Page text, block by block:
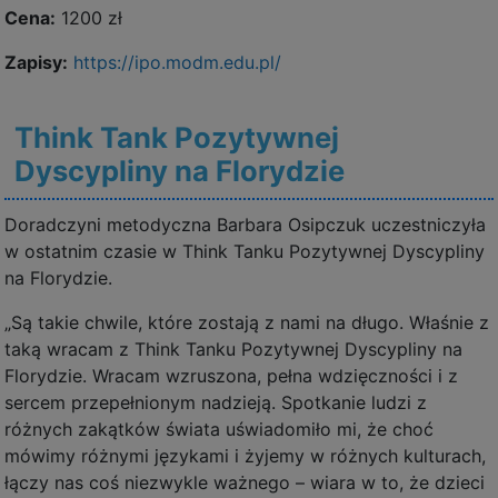
Cena: 1200 zł
Zapisy: https://ipo.modm.edu.pl/
Think Tank Pozytywnej
Dyscypliny na Florydzie
Doradczyni metodyczna Barbara Osipczuk uczestniczyła
w ostatnim czasie w Think Tanku Pozytywnej Dyscypliny
na Florydzie.
„Są takie chwile, które zostają z nami na długo. Właśnie z
taką wracam z Think Tanku Pozytywnej Dyscypliny na
Florydzie. Wracam wzruszona, pełna wdzięczności i z
sercem przepełnionym nadzieją. Spotkanie ludzi z
różnych zakątków świata uświadomiło mi, że choć
mówimy różnymi językami i żyjemy w różnych kulturach,
łączy nas coś niezwykle ważnego – wiara w to, że dzieci